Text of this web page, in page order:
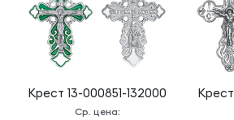
Крест 13-000851-132000
Ср. цена:
Крест